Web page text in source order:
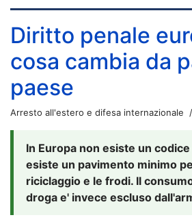
Diritto penale
cosa cambia da
paese
Arresto all'estero e difesa internazionale
In Europa non esiste un
esiste un pavimento minimo
riciclaggio e le frodi. Il
droga e' invece escluso